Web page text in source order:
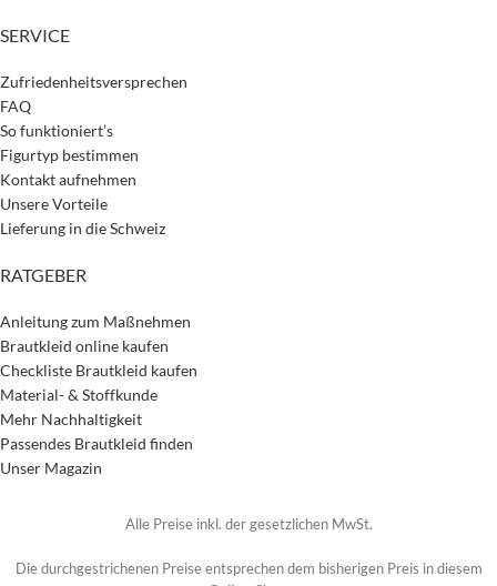
SERVICE
Zufriedenheitsversprechen
FAQ
So funktioniert’s
Figurtyp bestimmen
Kontakt aufnehmen
Unsere Vorteile
Lieferung in die Schweiz
RATGEBER
Anleitung zum Maßnehmen
Brautkleid online kaufen
Checkliste Brautkleid kaufen
Material- & Stoffkunde
Mehr Nachhaltigkeit
Passendes Brautkleid finden
Unser Magazin
Alle Preise inkl. der gesetzlichen MwSt.
Die durchgestrichenen Preise entsprechen dem bisherigen Preis in diesem